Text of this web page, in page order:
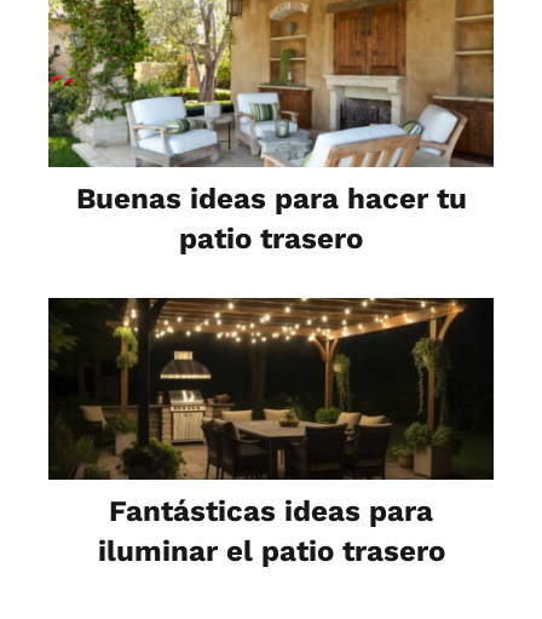
Buenas ideas para hacer tu
patio trasero
Fantásticas ideas para
iluminar el patio trasero